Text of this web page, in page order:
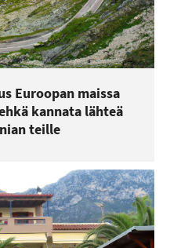
Euroopan maissa
kannata lähteä
teille